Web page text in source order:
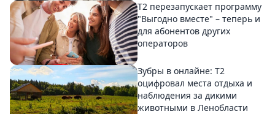
Т2 перезапускает программу
"Выгодно вместе" – теперь и
для абонентов других
операторов
Зубры в онлайне: Т2
оцифровал места отдыха и
наблюдения за дикими
животными в Ленобласти